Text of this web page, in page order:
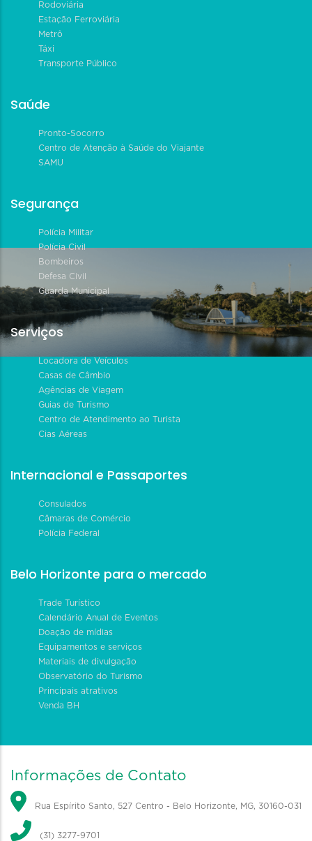
Rodoviária
Estação Ferroviária
Metrô
Táxi
Transporte Público
Saúde
Pronto-Socorro
Centro de Atenção à Saúde do Viajante
SAMU
Segurança
Polícia Militar
Polícia Civil
Bombeiros
Defesa Civil
Guarda Municipal
Serviços
Locadora de Veículos
Casas de Câmbio
Agências de Viagem
Guias de Turismo
Centro de Atendimento ao Turista
Cias Aéreas
Internacional e Passaportes
Consulados
Câmaras de Comércio
Polícia Federal
Belo Horizonte para o mercado
Trade Turístico
Calendário Anual de Eventos
Doação de mídias
Equipamentos e serviços
Materiais de divulgação
Observatório do Turismo
Principais atrativos
Venda BH
Informações de Contato
Rua Espírito Santo, 527 Centro - Belo Horizonte, MG, 30160-031
(31) 3277-9701